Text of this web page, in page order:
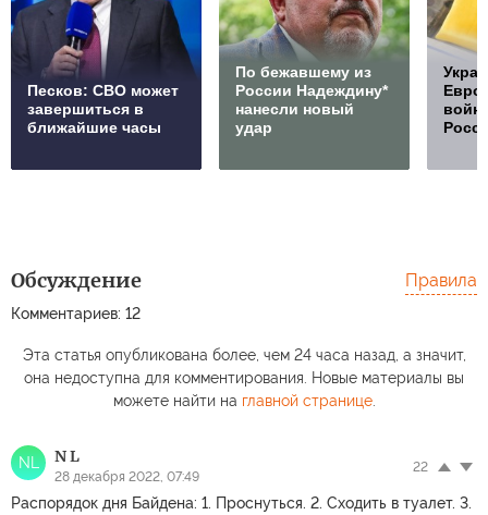
Песков: СВО может
завершиться в
ближайшие часы
По бежавшему из
России Надеждину*
нанесли новый
удар
Обсуждение
Комментариев: 12
Правила
Эта статья опубликована более, чем 24 часа назад, а значит,
она недоступна для комментирования. Новые материалы вы
можете найти на главной странице.
NL N L
28 декабря 2022, 07:49
22
Распорядок дня Байдена: 1. Проснуться. 2. Сходить в туалет. 3.